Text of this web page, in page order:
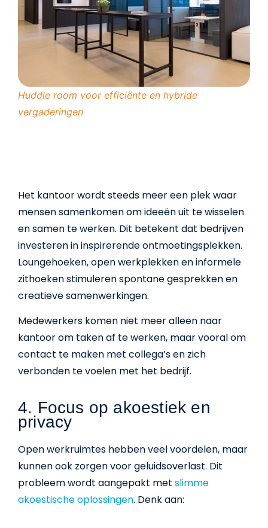
Huddle room voor efficiënte en hybride
vergaderingen
Het kantoor wordt steeds meer een plek waar
mensen samenkomen om ideeën uit te wisselen
en samen te werken. Dit betekent dat bedrijven
investeren in inspirerende ontmoetingsplekken.
Loungehoeken, open werkplekken en informele
zithoeken stimuleren spontane gesprekken en
creatieve samenwerkingen.
Medewerkers komen niet meer alleen naar
kantoor om taken af te werken, maar vooral om
contact te maken met collega’s en zich
verbonden te voelen met het bedrijf.
4. Focus op akoestiek en
privacy
Open werkruimtes hebben veel voordelen, maar
kunnen ook zorgen voor geluidsoverlast. Dit
probleem wordt aangepakt met slimme
akoestische oplossingen. Denk aan: